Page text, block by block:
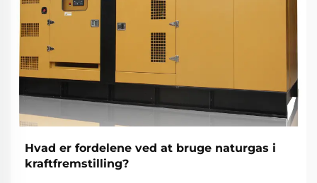
Hvad er fordelene ved at bruge naturgas i
kraftfremstilling?